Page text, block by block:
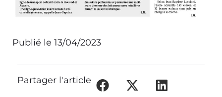
Publié le 13/04/2023
Partager l'article